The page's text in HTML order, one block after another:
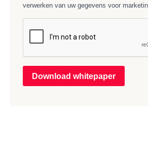
verwerken van uw gegevens voor
Download whitepaper